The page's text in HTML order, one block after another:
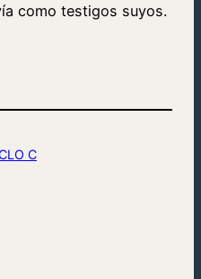
como testigos suyos.
C